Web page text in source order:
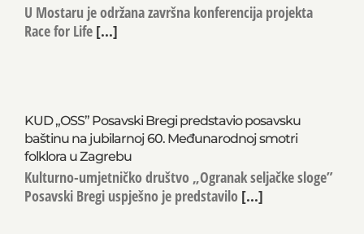
U Mostaru je održana završna konferencija projekta
Race for Life [...]
KUD „OSS” Posavski Bregi predstavio posavsku
baštinu na jubilarnoj 60. Međunarodnoj smotri
folklora u Zagrebu
Kulturno-umjetničko društvo „Ogranak seljačke sloge”
Posavski Bregi uspješno je predstavilo [...]